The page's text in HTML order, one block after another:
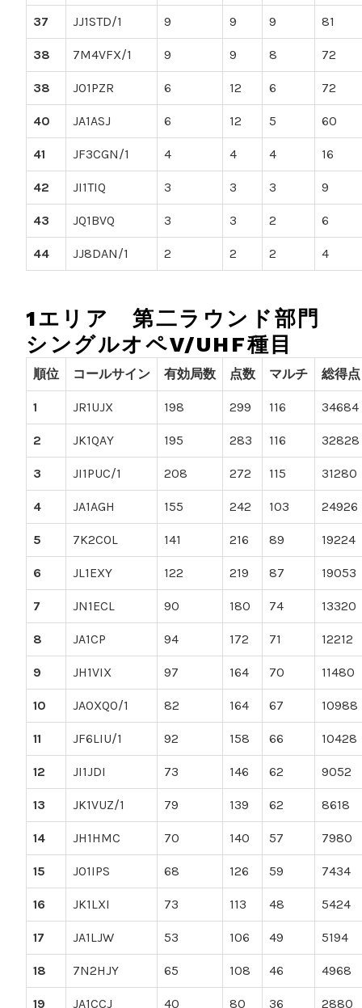
37 JJ1STD/1 9 9 9 81
38 7M4VFX/1 9 9 8 72
38 JO1PZR 6 12 6 72
40 JA1ASJ 6 12 5 60
41 JF3CGN/1 4 4 4 16
42 JI1TIQ 3 3 3 9
43 JQ1BVQ 3 3 2 6
44 JJ8DAN/1 2 2 2 4
1エリア 第二ラウンド部門
シングルオペV/UHF種目
順位 コールサイン 有効局数 点数 マルチ 総得点
1 JR1UJX 198 299 116 34684
2 JK1QAY 195 283 116 32828
3 JI1PUC/1 208 272 115 31280
4 JA1AGH 155 242 103 24926
5 7K2COL 141 216 89 19224
6 JL1EXY 122 219 87 19053
7 JN1ECL 90 180 74 13320
8 JA1CP 94 172 71 12212
9 JH1VIX 97 164 70 11480
10 JA0XQO/1 82 164 67 10988
11 JF6LIU/1 92 158 66 10428
12 JI1JDI 73 146 62 9052
13 JK1VUZ/1 79 139 62 8618
14 JH1HMC 70 140 57 7980
15 JO1IPS 68 126 59 7434
16 JK1LXI 73 113 48 5424
17 JA1LJW 53 106 49 5194
18 7N2HJY 65 108 46 4968
19 JA1CCJ 40 80 36 2880